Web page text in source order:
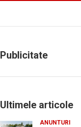
Publicitate
Ultimele articole
ANUNTURI